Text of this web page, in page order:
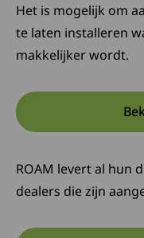
Het is mogelijk om
te laten installeren
makkelijker wordt.
ROAM levert al hun
dealers die zijn